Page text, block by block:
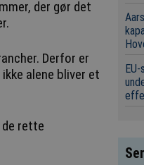
der gør det
Derfor er
alene bliver et
rette